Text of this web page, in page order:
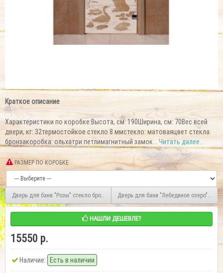
Краткое описание
Характеристики по коробке:Высота, см: 190Ширина, см: 70Вес всей
двери, кг: 32термостойкое стекло 8 ммстекло: матоваяцвет стекла:
бронзакоробка: ольхатри петлимагнитный замок... Читать далее...
РАЗМЕР ПО КОРОБКЕ
Дверь для бани "Розы" стекло бронза матовая коробка ольха 70х190см
Дверь для бани "Лебединое озеро"
НАШЛИ ДЕШЕВЛЕ?
15550 р.
Наличие: Есть в наличии